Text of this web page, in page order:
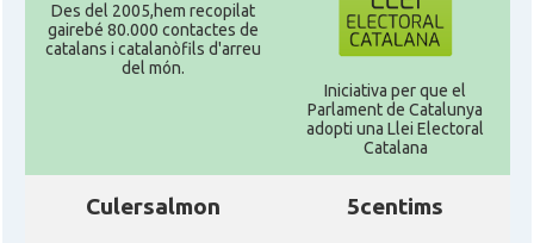
Des del 2005,hem recopilat
gairebé 80.000 contactes de
catalans i catalanòfils d'arreu
del món.
Iniciativa per que el
Parlament de Catalunya
adopti una Llei Electoral
Catalana
Culersalmon 5centims